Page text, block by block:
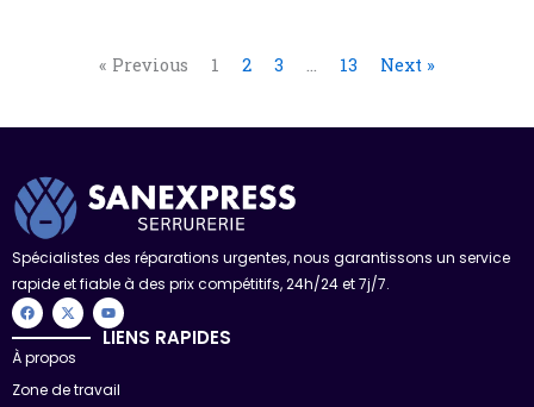
« Previous 1 2 3 … 13 Next »
Spécialistes des réparations urgentes, nous garantissons un service
rapide et fiable à des prix compétitifs, 24h/24 et 7j/7.
F
a
c
b
o
X
-
t
i
t
Y
o
u
t
e
LIENS RAPIDES
À propos
Zone de travail